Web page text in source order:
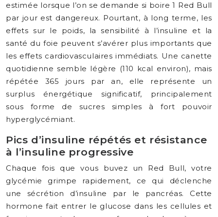
estimée lorsque l’on se demande si boire 1 Red Bull
par jour est dangereux. Pourtant, à long terme, les
effets sur le poids, la sensibilité à l’insuline et la
santé du foie peuvent s’avérer plus importants que
les effets cardiovasculaires immédiats. Une canette
quotidienne semble légère (110 kcal environ), mais
répétée 365 jours par an, elle représente un
surplus énergétique significatif, principalement
sous forme de sucres simples à fort pouvoir
hyperglycémiant.
Pics d’insuline répétés et résistance
à l’insuline progressive
Chaque fois que vous buvez un Red Bull, votre
glycémie grimpe rapidement, ce qui déclenche
une sécrétion d’insuline par le pancréas. Cette
hormone fait entrer le glucose dans les cellules et